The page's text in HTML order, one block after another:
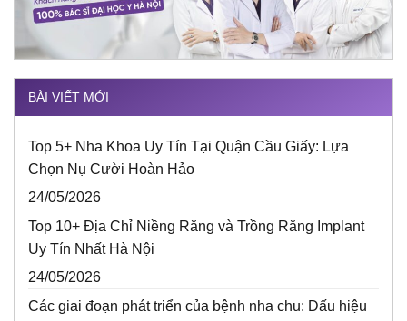
BÀI VIẾT MỚI
Top 5+ Nha Khoa Uy Tín Tại Quận Cầu Giấy: Lựa
Chọn Nụ Cười Hoàn Hảo
24/05/2026
Top 10+ Địa Chỉ Niềng Răng và Trồng Răng Implant
Uy Tín Nhất Hà Nội
24/05/2026
Các giai đoạn phát triển của bệnh nha chu: Dấu hiệu